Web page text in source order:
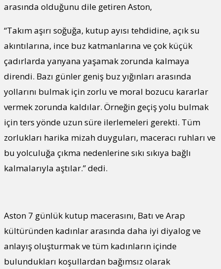
arasında olduğunu dile getiren Aston,
“Takım aşırı soğuğa, kutup ayısı tehdidine, açık su
akıntılarına, ince buz katmanlarına ve çok küçük
çadırlarda yanyana yaşamak zorunda kalmaya
direndi. Bazı günler geniş buz yığınları arasında
yollarını bulmak için zorlu ve moral bozucu kararlar
vermek zorunda kaldılar. Örneğin geçiş yolu bulmak
için ters yönde uzun süre ilerlemeleri gerekti. Tüm
zorlukları harika mizah duyguları, maceracı ruhları ve
bu yolculuğa çıkma nedenlerine sıkı sıkıya bağlı
kalmalarıyla aştılar.” dedi.
Aston 7 günlük kutup macerasını, Batı ve Arap
kültüründen kadınlar arasında daha iyi diyalog ve
anlayış oluşturmak ve tüm kadınların içinde
bulundukları koşullardan bağımsız olarak